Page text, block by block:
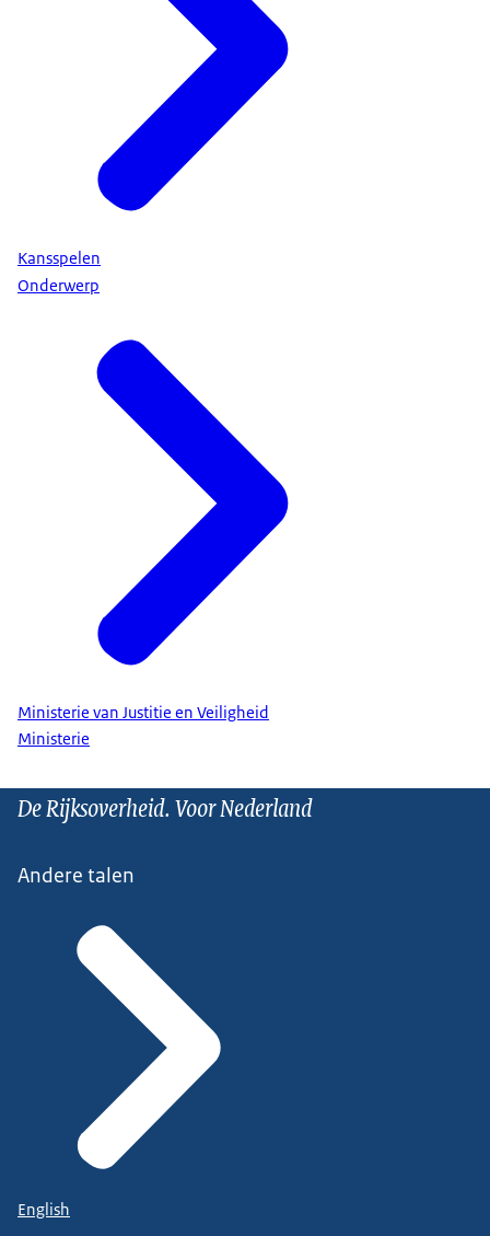
Kansspelen
Onderwerp
Ministerie van Justitie en Veiligheid
Ministerie
De Rijksoverheid. Voor Nederland
Andere talen
English